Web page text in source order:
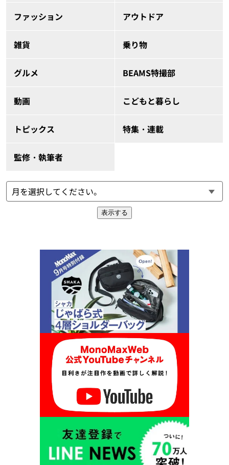
ファッション アウトドア
雑貨 乗り物
グルメ BEAMS特撮部
動画 こどもと暮らし
トピックス 特集・連載
監修・執筆者
表示する